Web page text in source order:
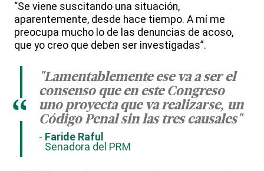
“Se viene suscitando una situación,
aparentemente, desde hace tiempo. A mí me
preocupa mucho lo de las denuncias de acoso,
que yo creo que deben ser investigadas”.
"Lamentablemente ese va a ser el
consenso que en este Congreso
uno proyecta que va realizarse, un
Código Penal sin las tres causales"
Faride Raful
Senadora del PRM
“